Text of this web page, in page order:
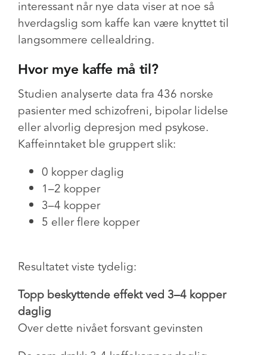
interessant når nye data viser at noe så
hverdagslig som kaffe kan være knyttet til
langsommere cellealdring.
Hvor mye kaffe må til?
Studien analyserte data fra 436 norske
pasienter med schizofreni, bipolar lidelse
eller alvorlig depresjon med psykose.
Kaffeinntaket ble gruppert slik:
0 kopper daglig
1–2 kopper
3–4 kopper
5 eller flere kopper
Resultatet viste tydelig:
Topp beskyttende effekt ved 3–4 kopper
daglig
Over dette nivåetforsvant gevinsten